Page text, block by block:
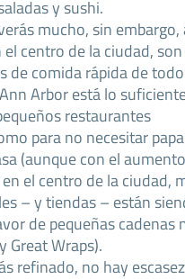
y sushi.
mucho, sin
centro de la ciudad,
de comida rápida de
Arbor está lo
restaurantes
para no necesitar
(aunque con el
el centro de la ciudad,
– y tiendas – están
de pequeñas cadenas
Great Wraps).
refinado, no hay